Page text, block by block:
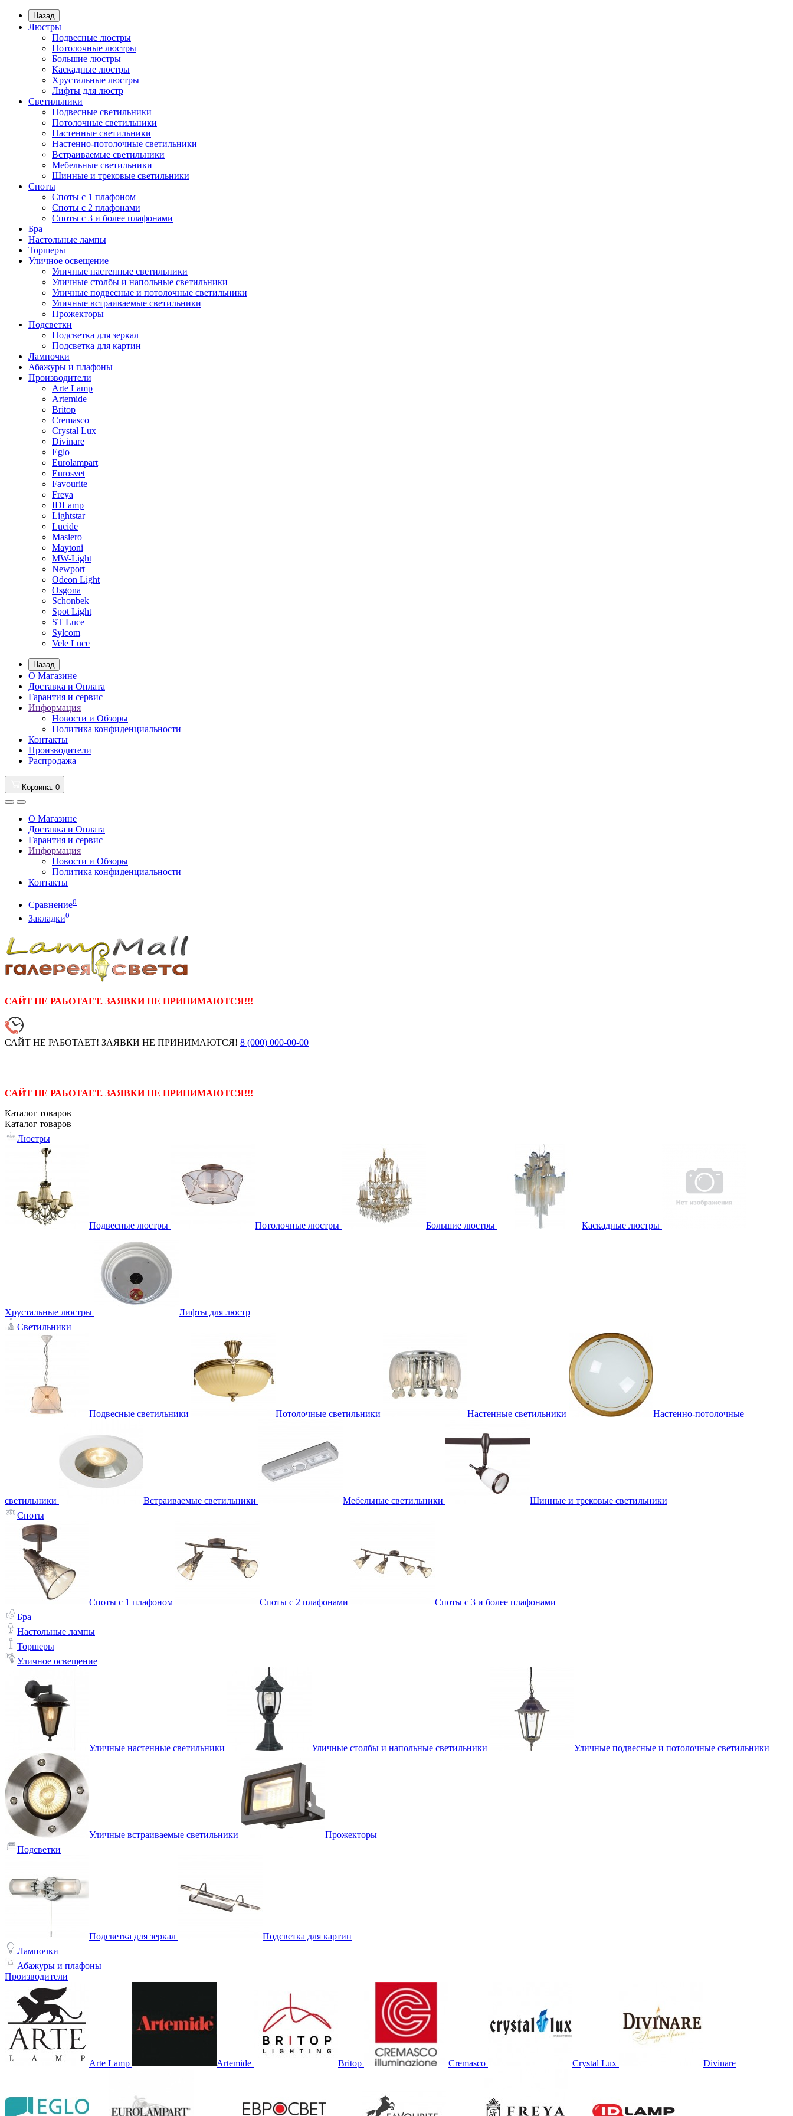
Назад
Люстры
Подвесные люстры
Потолочные люстры
Большие люстры
Каскадные люстры
Хрустальные люстры
Лифты для люстр
Светильники
Подвесные светильники
Потолочные светильники
Настенные светильники
Настенно-потолочные светильники
Встраиваемые светильники
Мебельные светильники
Шинные и трековые светильники
Споты
Споты с 1 плафоном
Споты с 2 плафонами
Споты с 3 и более плафонами
Бра
Настольные лампы
Торшеры
Уличное освещение
Уличные настенные светильники
Уличные столбы и напольные светильники
Уличные подвесные и потолочные светильники
Уличные встраиваемые светильники
Прожекторы
Подсветки
Подсветка для зеркал
Подсветка для картин
Лампочки
Абажуры и плафоны
Производители
Arte Lamp
Artemide
Britop
Cremasco
Crystal Lux
Divinare
Eglo
Eurolampart
Eurosvet
Favourite
Freya
IDLamp
Lightstar
Lucide
Masiero
Maytoni
MW-Light
Newport
Odeon Light
Osgona
Schonbek
Spot Light
ST Luce
Sylcom
Vele Luce
Назад
О Магазине
Доставка и Оплата
Гарантия и сервис
Информация
Новости и Обзоры
Политика конфиденциальности
Контакты
Производители
Распродажа
Корзина: 0
О Магазине
Доставка и Оплата
Гарантия и сервис
Информация
Новости и Обзоры
Политика конфиденциальности
Контакты
Сравнение0
Закладки0
САЙТ НЕ РАБОТАЕТ. ЗАЯВКИ НЕ ПРИНИМАЮТСЯ!!!
САЙТ НЕ РАБОТАЕТ! ЗАЯВКИ НЕ ПРИНИМАЮТСЯ! 8 (000) 000-00-00
САЙТ НЕ РАБОТАЕТ. ЗАЯВКИ НЕ ПРИНИМАЮТСЯ!!!
Каталог товаров
Каталог товаров
Люстры
Подвесные люстры Потолочные люстры Большие люстры Каскадные люстры
Хрустальные люстры
Лифты для люстр
Светильники
Подвесные светильники Потолочные светильники Настенные светильники Настенно-потолочные
светильники Встраиваемые светильники Мебельные светильники
Шинные и трековые светильники
Споты
Споты с 1 плафоном Споты с 2 плафонами
Споты с 3 и более плафонами
Бра
Настольные лампы
Торшеры
Уличное освещение
Уличные настенные светильники Уличные столбы и напольные светильники Уличные подвесные и потолочные светильники
Уличные встраиваемые светильники
Прожекторы
Подсветки
Подсветка для зеркал
Подсветка для картин
Лампочки
Абажуры и плафоны
Производители
Arte Lamp Artemide Britop Cremasco Crystal Lux Divinare